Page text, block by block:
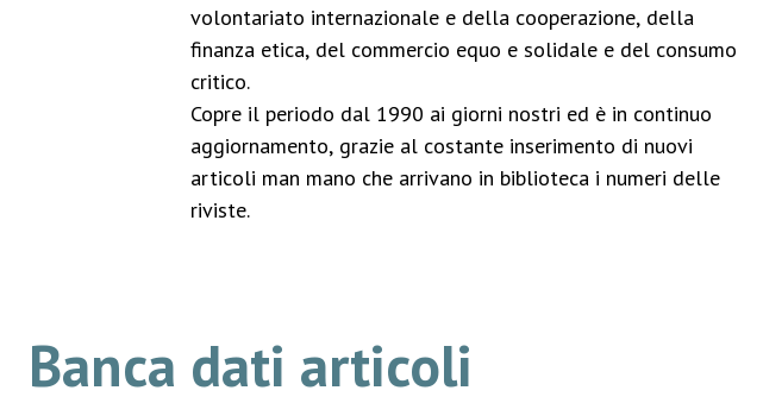
volontariato internazionale e della cooperazione, della
finanza etica, del commercio equo e solidale e del consumo
critico.
Copre il periodo dal 1990 ai giorni nostri ed è in continuo
aggiornamento, grazie al costante inserimento di nuovi
articoli man mano che arrivano in biblioteca i numeri delle
riviste.
Banca dati articoli